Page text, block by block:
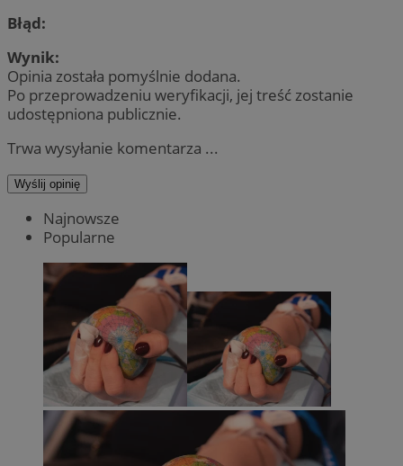
Błąd:
Wynik:
Opinia została pomyślnie dodana.
Po przeprowadzeniu weryfikacji, jej treść zostanie
udostępniona publicznie.
Trwa wysyłanie komentarza ...
Wyślij opinię
Najnowsze
Popularne